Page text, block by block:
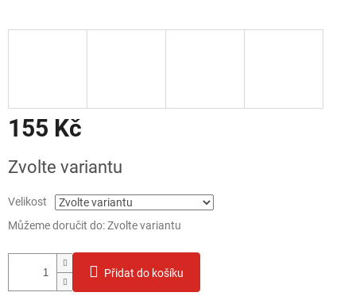
155 Kč
cena:
Zvolte variantu
Velikost
Můžeme doručit do:Zvolte variantu
Přidat do košíku